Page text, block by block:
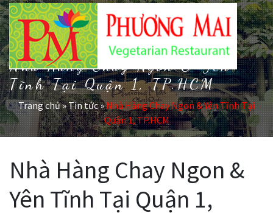
Nhà Hàng Chay Ngon & Yên
Tĩnh Tại Quận 1, TP.HCM
Trang chủ»Tin tức»Nhà Hàng Chay Ngon & Yên Tĩnh Tại
Quận 1, TP.HCM
Nhà Hàng Chay Ngon &
Yên Tĩnh Tại Quận 1,